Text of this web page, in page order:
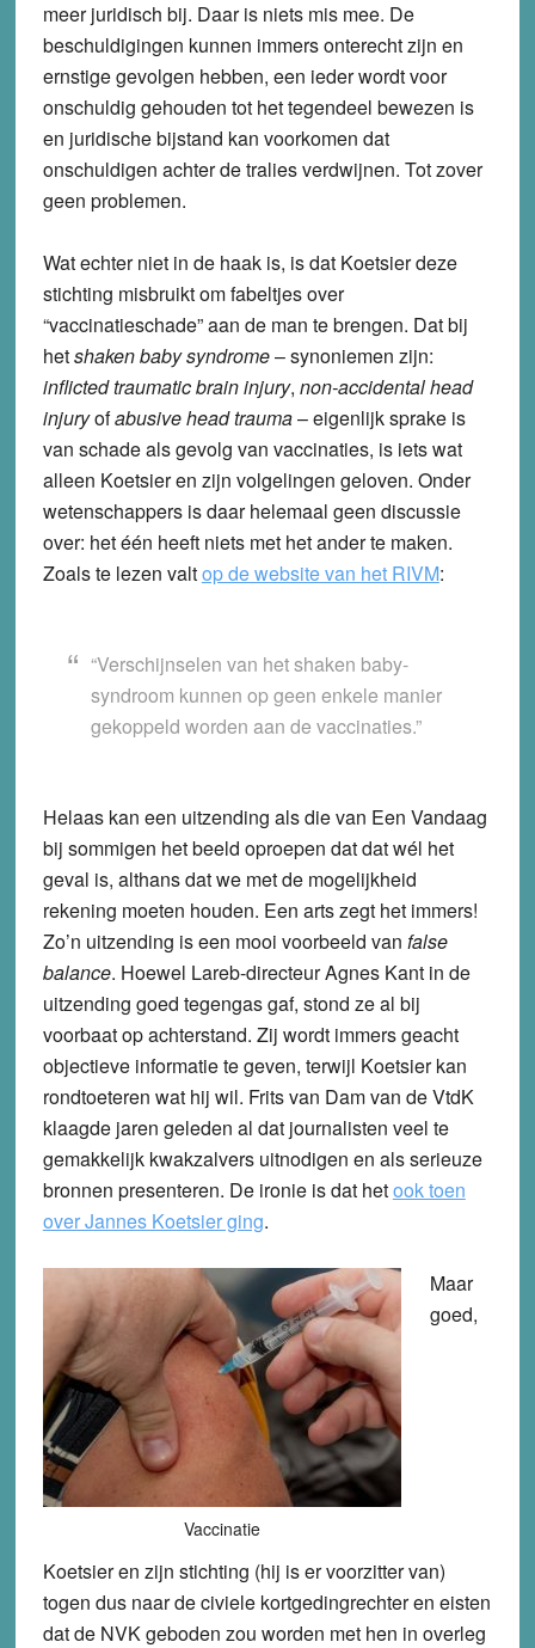
meer juridisch bij. Daar is niets mis mee. De
beschuldigingen kunnen immers onterecht zijn en
ernstige gevolgen hebben, een ieder wordt voor
onschuldig gehouden tot het tegendeel bewezen is
en juridische bijstand kan voorkomen dat
onschuldigen achter de tralies verdwijnen. Tot zover
geen problemen.
Wat echter niet in de haak is, is dat Koetsier deze
stichting misbruikt om fabeltjes over
“vaccinatieschade” aan de man te brengen. Dat bij
hetshaken baby syndrome– synoniemen zijn:
inflicted traumatic brain injury, non-accidental head
injuryofabusive head trauma– eigenlijk sprake is
van schade als gevolg van vaccinaties, is iets wat
alleen Koetsier en zijn volgelingen geloven. Onder
wetenschappers is daar helemaal geen discussie
over: het één heeft niets met het ander te maken.
Zoals te lezen valtop de website van het RIVM:
“Verschijnselen van het shaken baby-
syndroom kunnen op geen enkele manier
gekoppeld worden aan de vaccinaties.”
Helaas kan een uitzending als die van Een Vandaag
bij sommigen het beeld oproepen dat dat wél het
geval is, althans dat we met de mogelijkheid
rekening moeten houden. Een arts zegt het immers!
Zo’n uitzending is een mooi voorbeeld van false
balance. Hoewel Lareb-directeur Agnes Kant in de
uitzending goed tegengas gaf, stond ze al bij
voorbaat op achterstand. Zij wordt immers geacht
objectieve informatie te geven, terwijl Koetsier kan
rondtoeteren wat hij wil. Frits van Dam van de VtdK
klaagde jaren geleden al dat journalisten veel te
gemakkelijk kwakzalvers uitnodigen en als serieuze
bronnen presenteren. De ironie is dat hetook toen
over Jannes Koetsier ging.
Vaccinatie
Maar
goed,
Koetsier en zijn stichting (hij is er voorzitter van)
togen dus naar de civiele kortgedingrechter en eisten
dat de NVK geboden zou worden met hen in overleg